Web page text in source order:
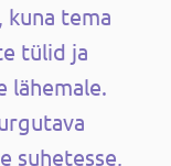
kuna tema
tülid ja
lähemale.
suhetesse,